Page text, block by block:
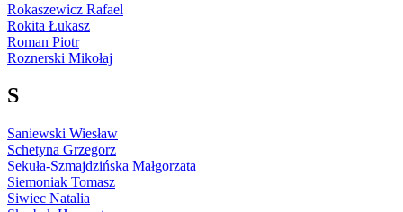
Rokaszewicz Rafael
Rokita Łukasz
Roman Piotr
Roznerski Mikołaj
S
Saniewski Wiesław
Schetyna Grzegorz
Sekuła-Szmajdzińska Małgorzata
Siemoniak Tomasz
Siwiec Natalia